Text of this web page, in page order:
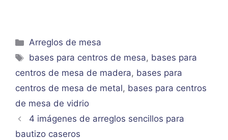
Categorías
Arreglos de mesa
Etiquetas
bases para centros de mesa, bases para
centros de mesa de madera, bases para
centros de mesa de metal, bases para centros
de mesa de vidrio
4 imágenes de arreglos sencillos para
bautizo caseros